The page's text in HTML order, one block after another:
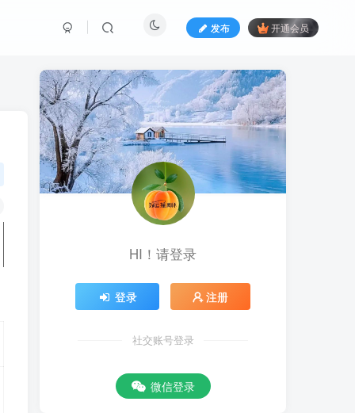
发布 开通会员
HI！请登录
登录 注册
社交账号登录
微信登录